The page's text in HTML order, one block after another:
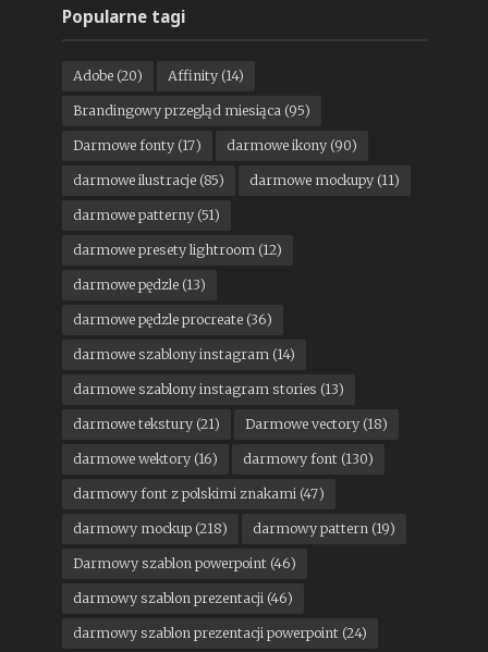
Popularne tagi
Adobe(20) Affinity(14)
Brandingowy przegląd miesiąca (95)
Darmowe fonty(17) darmowe ikony(90)
darmowe ilustracje(85) darmowe mockupy(11)
darmowe patterny(51)
darmowe presety lightroom (12)
darmowe pędzle(13)
darmowe pędzle procreate(36)
darmowe szablony instagram (14)
darmowe szablony instagram stories (13)
darmowe tekstury(21) Darmowe vectory(18)
darmowe wektory(16) darmowy font(130)
darmowy font z polskimi znakami (47)
darmowy mockup(218) darmowy pattern (19)
Darmowy szablon powerpoint(46)
darmowy szablon prezentacji (46)
darmowy szablon prezentacji powerpoint(24)